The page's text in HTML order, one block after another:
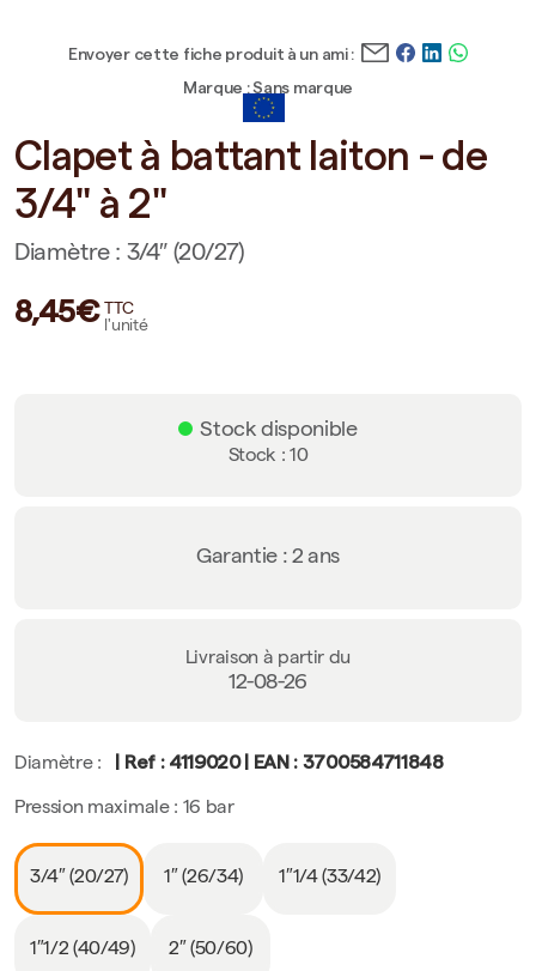
Marque : Sans marque
Envoyer cette fiche produit à un ami :
Clapet à battant laiton - de
3/4" à 2"
Diamètre : 3/4″ (20/27)
8,45€ TTC
l'unité
Stock disponible
Stock : 10
Garantie : 2 ans
Livraison à partir du
12-08-26
Diamètre : | Ref : 4119020 | EAN : 3700584711848
Pression maximale : 16 bar
3/4″ (20/27) 1″ (26/34) 1″1/4 (33/42)
1″1/2 (40/49) 2″ (50/60)